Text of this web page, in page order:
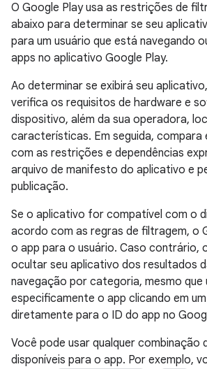
O Google Play usa as restrições de
abaixo para determinar se seu
para um usuário que está navegando
apps no aplicativo Google Play.
Ao determinar se exibirá seu
verifica os requisitos de hardware e
dispositivo, além da sua operadora,
características. Em seguida, compara
com as restrições e dependências
arquivo de manifesto do aplicativo e
publicação.
Se o aplicativo for compatível com o
acordo com as regras de filtragem, o
o app para o usuário. Caso contrário,
ocultar seu aplicativo dos resultados
navegação por categoria, mesmo que
especificamente o app clicando em um
diretamente para o ID do app no
Você pode usar qualquer combinação
disponíveis para o app. Por exemplo,